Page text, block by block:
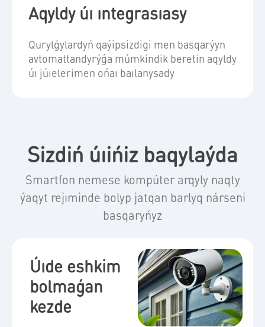
Aqyldy úı ıntegrasıasy
Qurylǵylardyń qaýipsizdigi men basqarýyn
avtomattandyrýǵa múmkindik beretin aqyldy
úı júıelerimen ońaı baılanysady
Sizdiń úıińiz baqylaýda
Smartfon nemese kompúter arqyly naqty
ýaqyt rejıminde bolyp jatqan barlyq nárseni
basqaryńyz
Úıde eshkim
bolmaǵan
kezde